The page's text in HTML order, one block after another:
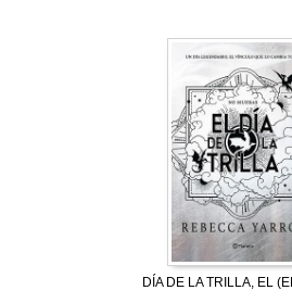
DÍA DE LA TRILLA, EL